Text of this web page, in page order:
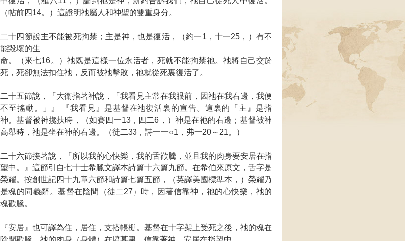
（帖前四14。）這證明祂屬人和神聖的雙重身分。
二十四節說主不能被死拘禁；主是神，也是復活，（約一1，十一25，）有不
能毀壞的生
命。（來七16。）祂既是這樣一位永活者，死就不能拘禁祂。祂將自己交於
死，死卻無法扣住祂，反而被祂擊敗，祂就從死裏復活了。
二十五節說，『大衛指著神說，「我看見主常在我眼前，因祂在我右邊，我便
不至搖動。」』 『我看見』是基督在祂復活裏的宣告。這裏的『主』是指
神。基督被神攙扶時，（如賽四一13，四二6，）神是在祂的右邊；基督被神
高舉時，祂是坐在神的右邊。（徒二33，詩一一○1，弗一20～21。）
二十六節接著說，『所以我的心快樂，我的舌歡騰，並且我的肉身要安居在指
望中。』這節引自七十士希臘文譯本詩篇十六篇九節。在希伯來原文，舌字是
榮耀。按創世記四十九章六節和詩篇七篇五節，（英譯美國標準本，）榮耀乃
是魂的同義辭。基督在陰間（徒二27）時，因著信靠神，祂的心快樂，祂的
魂歡騰。
『安居』也可譯為住，居住，支搭帳棚。基督在十字架上受死之後，祂的魂在
陰間歡騰，祂的肉身（身體）在墳墓裏，信靠著神，安居在指望中。